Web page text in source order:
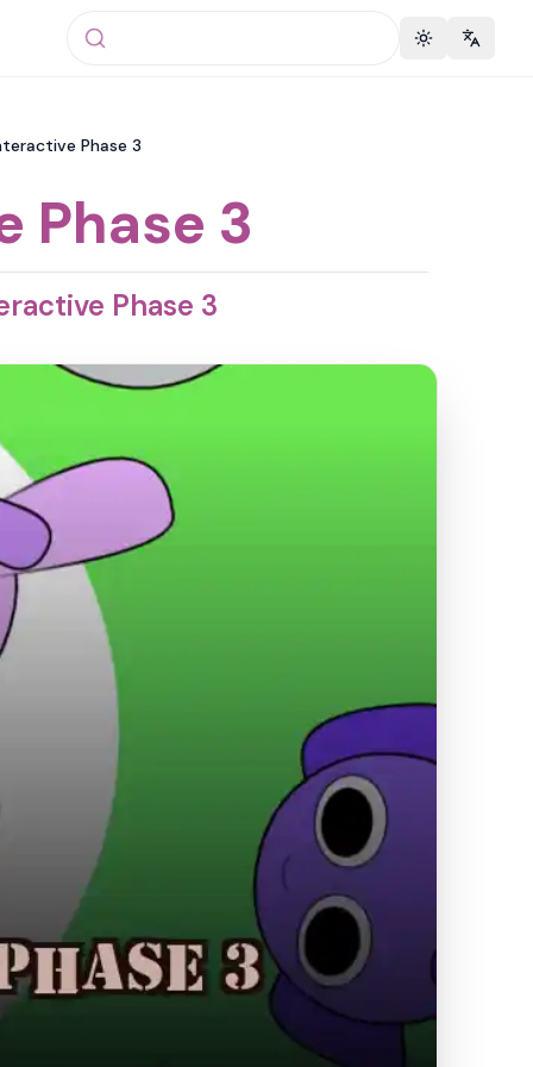
Toggle theme
Phase 3
Phase 3
Phase 3